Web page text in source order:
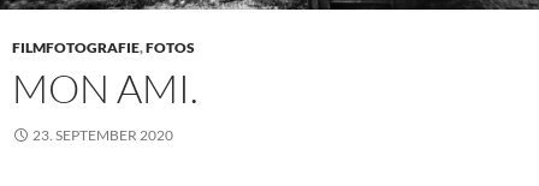
FILMFOTOGRAFIE,FOTOS
MON AMI.
23. SEPTEMBER 2020